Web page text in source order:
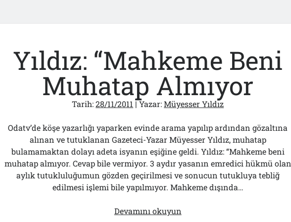
Yıldız: “Mahkeme Beni
Muhatap Almıyor
Tarih:28/11/2011 | Yazar:Müyesser Yıldız
Odatv’de köşe yazarlığı yaparken evinde arama yapılıp ardından gözaltına
alınan ve tutuklanan Gazeteci-Yazar Müyesser Yıldız, muhatap
bulamamaktan dolayı adeta isyanın eşiğine geldi. Yıldız: “Mahkeme beni
muhatap almıyor. Cevap bile vermiyor. 3 aydır yasanın emredici hükmü olan
aylık tutukluluğumun gözden geçirilmesi ve sonucun tutukluya tebliğ
edilmesi işlemi bile yapılmıyor. Mahkeme dışında…
Devamını okuyun